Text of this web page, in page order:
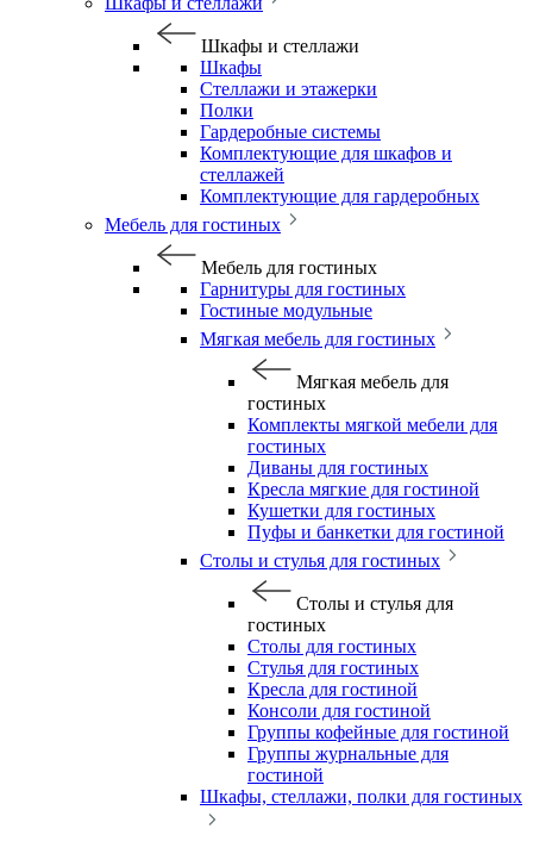
Шкафы и стеллажи
Шкафы
Стеллажи и этажерки
Полки
Гардеробные системы
Комплектующие для шкафов и
стеллажей
Комплектующие для гардеробных
Мебель для гостиных
Мебель для гостиных
Гарнитуры для гостиных
Гостиные модульные
Мягкая мебель для гостиных
Мягкая мебель для
гостиных
Комплекты мягкой мебели для
гостиных
Диваны для гостиных
Кресла мягкие для гостиной
Кушетки для гостиных
Пуфы и банкетки для гостиной
Столы и стулья для гостиных
Столы и стулья для
гостиных
Столы для гостиных
Стулья для гостиных
Кресла для гостиной
Консоли для гостиной
Группы кофейные для гостиной
Группы журнальные для
гостиной
Шкафы, стеллажи, полки для гостиных